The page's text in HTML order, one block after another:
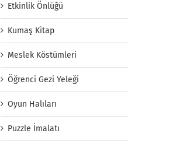
Etkinlik Önlüğü
Kumaş Kitap
Meslek Köstümleri
Öğrenci Gezi Yeleği
Oyun Halıları
Puzzle İmalatı